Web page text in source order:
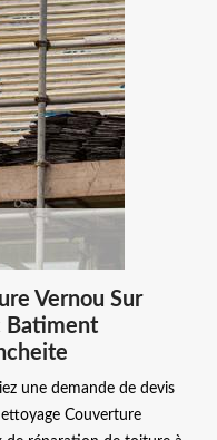
Vernou Sur
Batiment
une demande de devis
Couverture